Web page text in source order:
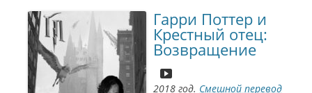
а
л
ь
н
ы
й
в
у
ч
к
и
в
р
2
0
1
Гарри Поттер и
Крестный отец:
Возвращение
2018 год. Смешной перевод